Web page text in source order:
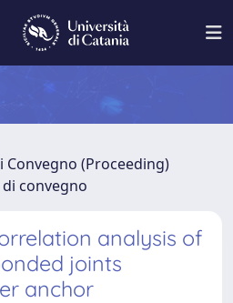
(Proceeding)
convegno
analysis of
joints
anchor